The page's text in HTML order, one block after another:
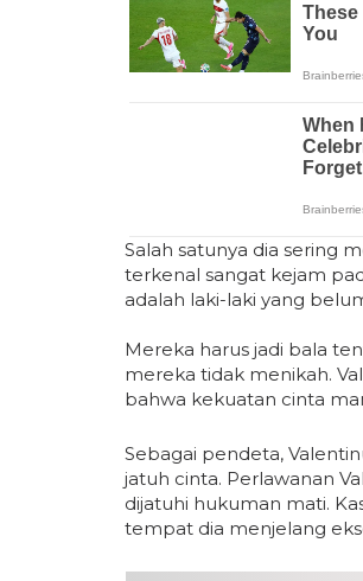
Salah satunya dia sering
terkenal sangat kejam
adalah laki-laki yang
Mereka harus jadi bala
mereka tidak menikah.
bahwa kekuatan cinta
Sebagai pendeta,
jatuh cinta. Perlawanan
dijatuhi hukuman mati.
tempat dia menjelang